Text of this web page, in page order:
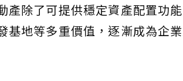
產除了可提供穩定資產配置功
基地等多重價值，逐漸成為企